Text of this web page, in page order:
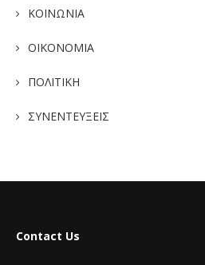
ΚΟΙΝΩΝΙΑ
ΟΙΚΟΝΟΜΙΑ
ΠΟΛΙΤΙΚΗ
ΣΥΝΕΝΤΕΥΞΕΙΣ
Contact Us